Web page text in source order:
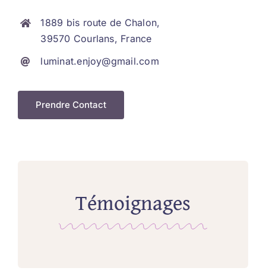
1889 bis route de Chalon,
39570 Courlans, France
luminat.enjoy@gmail.com
Prendre Contact
Témoignages